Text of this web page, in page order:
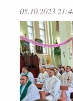
05.10.2023